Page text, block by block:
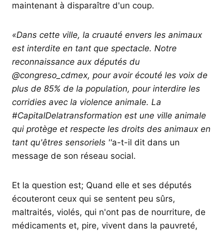
maintenant à disparaître d'un coup.
«Dans cette ville, la cruauté envers les animaux
est interdite en tant que spectacle. Notre
reconnaissance aux députés du
@congreso_cdmex, pour avoir écouté les voix de
plus de 85% de la population, pour interdire les
corridies avec la violence animale. La
#CapitalDelatransformation est une ville animale
qui protège et respecte les droits des animaux en
tant qu'êtres sensoriels ''a-t-il dit dans un
message de son réseau social.
Et la question est; Quand elle et ses députés
écouteront ceux qui se sentent peu sûrs,
maltraités, violés, qui n'ont pas de nourriture, de
médicaments et, pire, vivent dans la pauvreté,